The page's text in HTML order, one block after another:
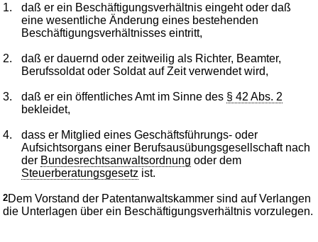
1.
daß er ein Beschäftigungsverhältnis eingeht oder daß
eine wesentliche Änderung eines bestehenden
Beschäftigungsverhältnisses eintritt,
2.
daß er dauernd oder zeitweilig als Richter, Beamter,
Berufssoldat oder Soldat auf Zeit verwendet wird,
3. daß er ein öffentliches Amt im Sinne des § 42 Abs. 2
bekleidet,
4.
dass er Mitglied eines Geschäftsführungs- oder
Aufsichtsorgans einer Berufsausübungsgesellschaft nach
der Bundesrechtsanwaltsordnung oder dem
Steuerberatungsgesetz ist.
2Dem Vorstand der Patentanwaltskammer sind auf Verlangen
die Unterlagen über ein Beschäftigungsverhältnis vorzulegen.